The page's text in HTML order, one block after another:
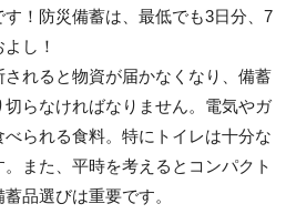
救助・復旧用品
情報伝達用品
！防災備蓄は、最低でも3日分、7
し！
れると物資が届かなくなり、備蓄
らなければなりません。電気やガ
べられる食料。特にトイレは十分な
また、平時を考えるとコンパクト
品選びは重要です。